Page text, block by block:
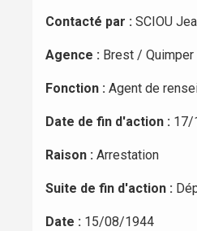
Contacté par : SCIOU
Agence : Brest / Quimper
Fonction : Agent de
Date de fin d'action : 17/
Raison : Arrestation
Suite de fin d'action :
Date : 15/08/1944